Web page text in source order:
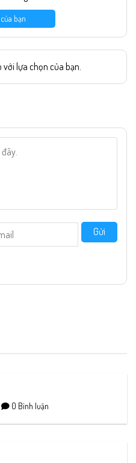
bạn
lựa chọn của bạn.
Gửi
0 Bình luận